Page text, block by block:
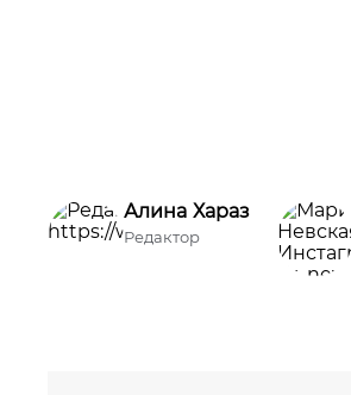
Алина Хараз
Редактор